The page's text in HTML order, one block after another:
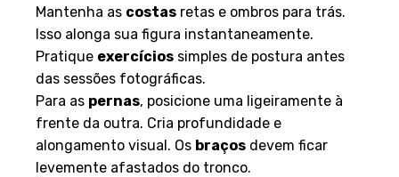
Mantenha as costas retas e ombros para trás.
Isso alonga sua figura instantaneamente.
Pratique exercícios simples de postura antes
das sessões fotográficas.
Para as pernas, posicione uma ligeiramente à
frente da outra. Cria profundidade e
alongamento visual. Os braços devem ficar
levemente afastados do tronco.